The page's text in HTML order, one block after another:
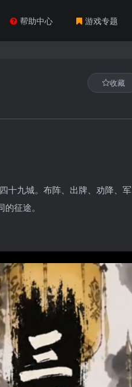
帮助中心 游戏专题
收藏
十九城。布阵、出牌、劝降、军
征途。